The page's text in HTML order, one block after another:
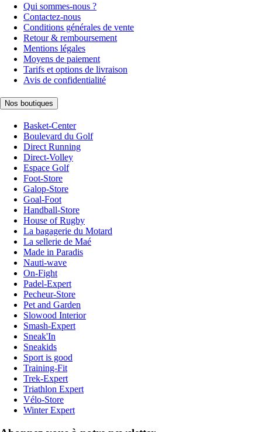
Qui sommes-nous ?
Contactez-nous
Conditions générales de vente
Retour & remboursement
Mentions légales
Moyens de paiement
Tarifs et options de livraison
Avis de confidentialité
Nos boutiques
Basket-Center
Boulevard du Golf
Direct Running
Direct-Volley
Espace Golf
Foot-Store
Galop-Store
Goal-Foot
Handball-Store
House of Rugby
La bagagerie du Motard
La sellerie de Maé
Made in Paradis
Nauti-wave
On-Fight
Padel-Expert
Pecheur-Store
Pet and Garden
Slowood Interior
Smash-Expert
Sneak'In
Sneakids
Sport is good
Training-Fit
Trek-Expert
Triathlon Expert
Vélo-Store
Winter Expert